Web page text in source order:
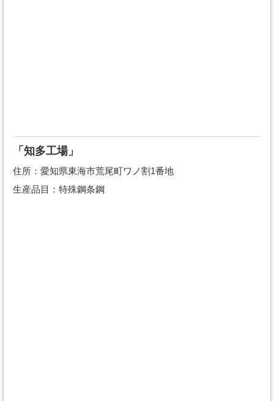
「知多工場」
住所：愛知県東海市荒尾町ワノ割1番地
生産品目：特殊鋼条鋼